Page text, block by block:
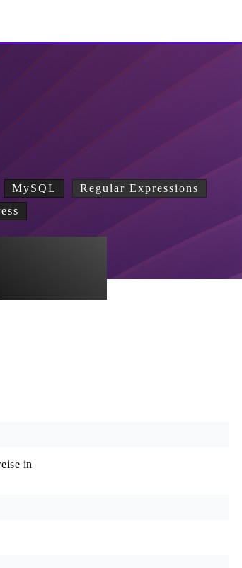
MySQL
Regular Expressions
in